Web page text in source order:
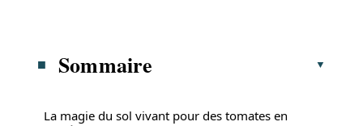
Sommaire
La magie du sol vivant pour des tomates en